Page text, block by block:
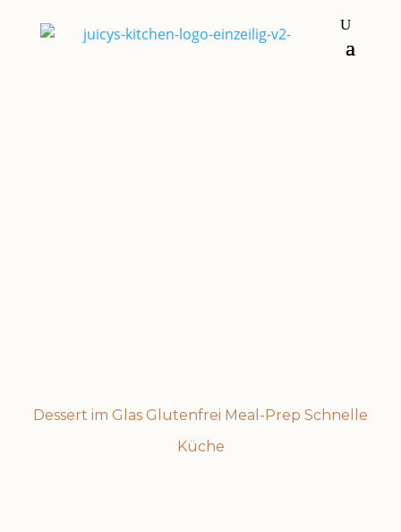
Dessert im Glas Glutenfrei Meal-Prep Schnelle
Küche